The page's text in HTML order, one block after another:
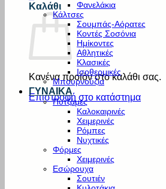
Καλάθι
Κανένα προϊόν στο καλάθι σας.
Επιστροφή στο κατάστημα
Φανελάκια
Κάλτσες
Σουμπάς-Αόρατες
Κοντές Σοσόνια
Ημίκοντες
Αθλητικές
Κλασικές
Ισοθερμικές
Μπουρνούζια
ΓΥΝΑΙΚΑ
Πυτζάμες
Καλοκαιρινές
Χειμερινές
Ρόμπες
Νυχτικές
Φόρμες
Χειμερινές
Εσώρουχα
Σουτιέν